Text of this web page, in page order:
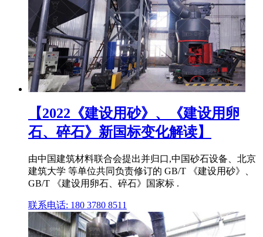
【2022《建设用砂》、《建设用卵
石、碎石》新国标变化解读】
由中国建筑材料联合会提出并归口,中国砂石设备、北京
建筑大学 等单位共同负责修订的 GB/T 《建设用砂》、
GB/T 《建设用卵石、碎石》国家标 .
联系电话: 180 3780 8511